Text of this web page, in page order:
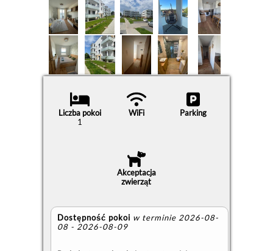
Liczba pokoi
1
WiFi Parking
Akceptacja
zwierząt
Dostępność pokoi w terminie 2026-08-
08 - 2026-08-09